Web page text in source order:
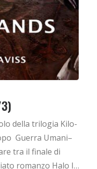
della trilogia Kilo-
Guerra Umani–
tra il finale di
romanzo Halo I…